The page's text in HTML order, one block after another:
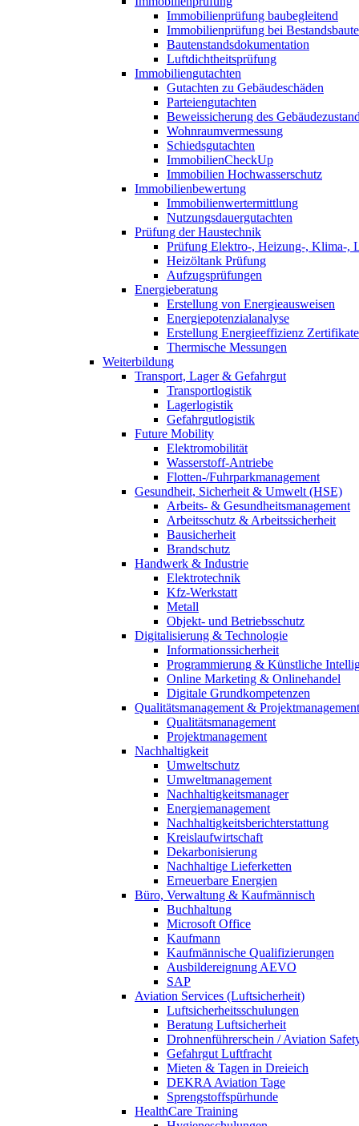
Immobilienprüfung baubegleitend
Immobilienprüfung bei
Bautenstandsdokumentation
Luftdichtheitsprüfung
Immobiliengutachten
Gutachten zu Gebäudeschäden
Parteiengutachten
Beweissicherung des
Wohnraumvermessung
Schiedsgutachten
ImmobilienCheckUp
Immobilien Hochwasserschutz
Immobilienbewertung
Immobilienwertermittlung
Nutzungsdauergutachten
Prüfung der Haustechnik
Prüfung Elektro-, Heizung-, Klima-,
Heizöltank Prüfung
Aufzugsprüfungen
Energieberatung
Erstellung von Energieausweisen
Energiepotenzialanalyse
Erstellung Energieeffizienz Zertifikate
Thermische Messungen
Weiterbildung
Transport, Lager & Gefahrgut
Transportlogistik
Lagerlogistik
Gefahrgutlogistik
Future Mobility
Elektromobilität
Wasserstoff-Antriebe
Flotten-/Fuhrparkmanagement
Gesundheit, Sicherheit & Umwelt (HSE)
Arbeits- & Gesundheitsmanagement
Arbeitsschutz & Arbeitssicherheit
Bausicherheit
Brandschutz
Handwerk & Industrie
Elektrotechnik
Kfz-Werkstatt
Metall
Objekt- und Betriebsschutz
Digitalisierung & Technologie
Informationssicherheit
Programmierung & Künstliche
Online Marketing & Onlinehandel
Digitale Grundkompetenzen
Qualitätsmanagement & Projektmanagement
Qualitätsmanagement
Projektmanagement
Nachhaltigkeit
Umweltschutz
Umweltmanagement
Nachhaltigkeitsmanager
Energiemanagement
Nachhaltigkeitsberichterstattung
Kreislaufwirtschaft
Dekarbonisierung
Nachhaltige Lieferketten
Erneuerbare Energien
Büro, Verwaltung & Kaufmännisch
Buchhaltung
Microsoft Office
Kaufmann
Kaufmännische Qualifizierungen
Ausbildereignung AEVO
SAP
Aviation Services (Luftsicherheit)
Luftsicherheitsschulungen
Beratung Luftsicherheit
Drohnenführerschein / Aviation
Gefahrgut Luftfracht
Mieten & Tagen in Dreieich
DEKRA Aviation Tage
Sprengstoffspürhunde
HealthCare Training